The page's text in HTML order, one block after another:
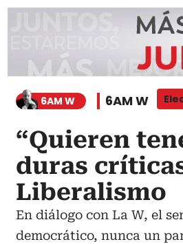
6AM W 6AM W
“Quieren
duras
Liberalismo
En diálogo con La W, el
democrático, nunca un